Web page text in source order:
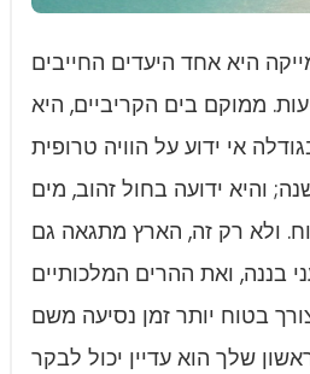
היא אחד היעדים החייבים
ממוקם בים הקריביים, היא
אי ידוע על הוויה טרופית
והיא ידועה בחול זהוב, מים
ולא רק זה, הארץ מתגאה גם
בננה, ואת ההרים המלכותיים
בטוח יותר זמן נסיעה משם
שלך הוא עדיין יכול לבקר